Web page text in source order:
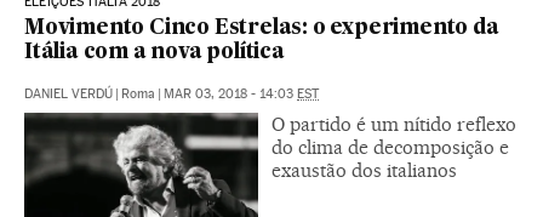
Movimento Cinco Estrelas: o experimento da
Itália com a nova política
DANIEL VERDÚ | Roma | MAR 03, 2018 - 14:03 EST
O partido é um nítido reflexo
do clima de decomposição e
exaustão dos italianos